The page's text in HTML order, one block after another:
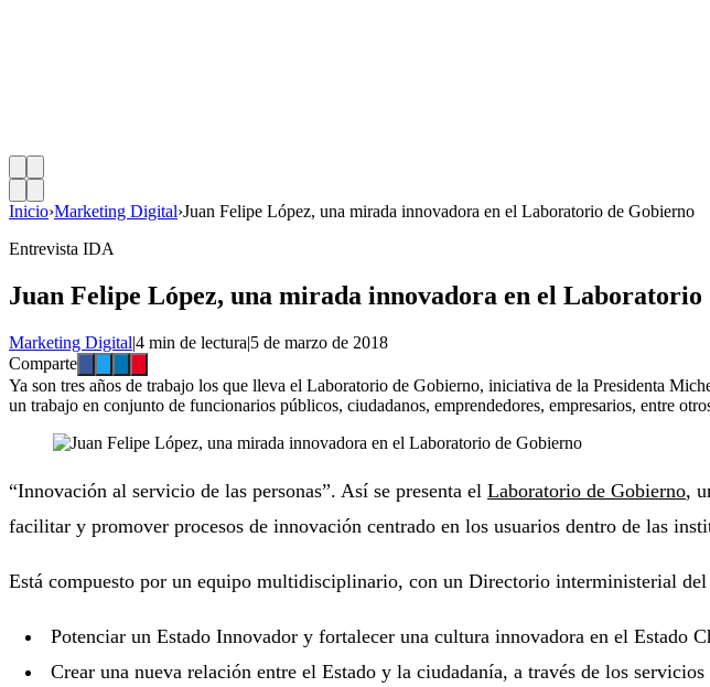
Inicio›Marketing Digital›Juan Felipe López, una mirada innovadora en el Laboratorio de Gobierno
Entrevista IDA
Juan Felipe López, una mirada innovadora en el Laboratorio
Marketing Digital|4 min de lectura|5 de marzo de 2018
Comparte
Ya son tres años de trabajo los que lleva el Laboratorio de Gobierno, iniciativa de la Presidenta
un trabajo en conjunto de funcionarios públicos, ciudadanos, emprendedores, empresarios, entre
“Innovación al servicio de las personas”. Así se presenta el Laboratorio de Gobierno,
facilitar y promover procesos de innovación centrado en los usuarios dentro de las
Está compuesto por un equipo multidisciplinario, con un Directorio interministerial
Potenciar un Estado Innovador y fortalecer una cultura innovadora en el Estado
Crear una nueva relación entre el Estado y la ciudadanía, a través de los